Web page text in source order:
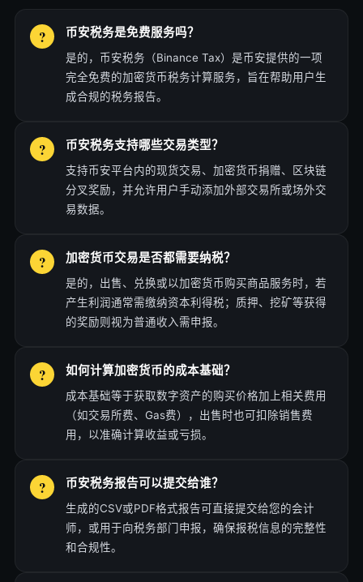
币安税务是免费服务吗？
是的，币安税务（Binance Tax）是币安提供的一项
完全免费的加密货币税务计算服务，旨在帮助用户生
成合规的税务报告。
币安税务支持哪些交易类型？
支持币安平台内的现货交易、加密货币捐赠、区块链
分叉奖励，并允许用户手动添加外部交易所或场外交
易数据。
加密货币交易是否都需要纳税？
是的，出售、兑换或以加密货币购买商品服务时，若
产生利润通常需缴纳资本利得税；质押、挖矿等获得
的奖励则视为普通收入需申报。
如何计算加密货币的成本基础？
成本基础等于获取数字资产的购买价格加上相关费用
（如交易所费、Gas费），出售时也可扣除销售费
用，以准确计算收益或亏损。
币安税务报告可以提交给谁？
生成的CSV或PDF格式报告可直接提交给您的会计
师，或用于向税务部门申报，确保报税信息的完整性
和合规性。